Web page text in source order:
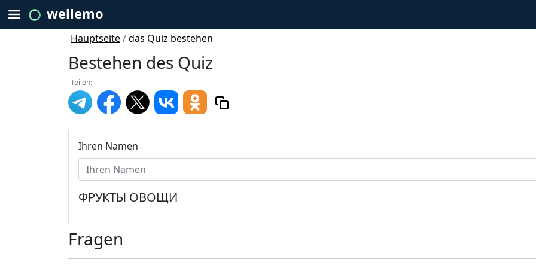
wellemo
Hauptseite/das Quiz bestehen
Bestehen des Quiz
Teilen:
Ihren Namen
ФРУКТЫ ОВОЩИ
Fragen